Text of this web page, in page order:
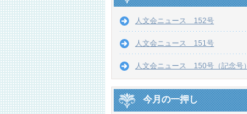
人文会ニュース 152号
人文会ニュース 151号
人文会ニュース 150号（記念号）
今月の一押し